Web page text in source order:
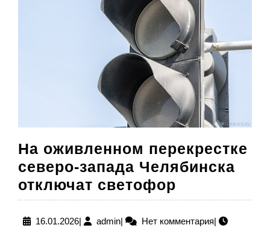
На оживленном перекрестке
северо-запада Челябинска
отключат светофор
16.01.202616.01.2026
| adminadmin
| Нет комментария|